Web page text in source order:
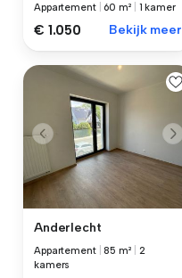
Appartement 60 m² 1 kamer
€ 1.050 Bekijk meer
Anderlecht
Appartement |85 m²
2
kamers